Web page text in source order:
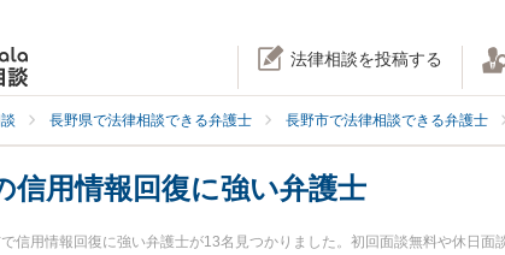
法律相談を投稿する
長野県で法律相談できる弁護士 長野市で法律相談できる弁護士
信用情報回復に強い弁護士
信用情報回復に強い弁護士が13名見つかりました。初回面談無料や休日